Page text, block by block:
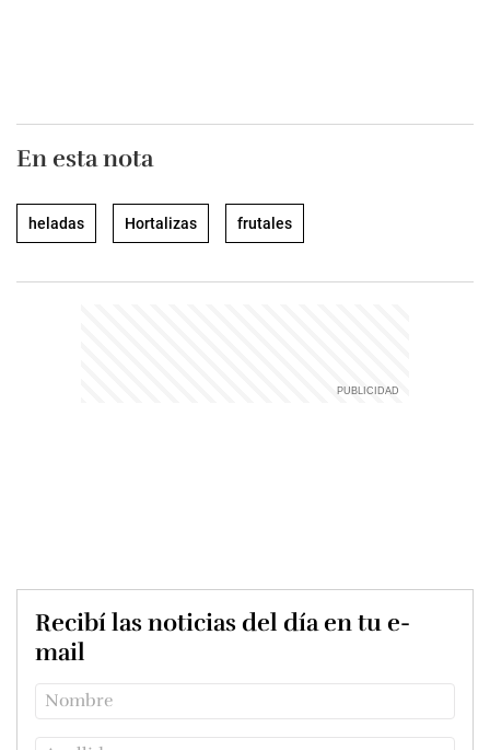
En esta nota
heladas Hortalizas frutales
Recibí las noticias del día en tu e-
mail